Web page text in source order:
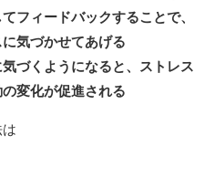
フィードバックすることで、
気づかせてあげる
づくようになると、ストレス
変化が促進される